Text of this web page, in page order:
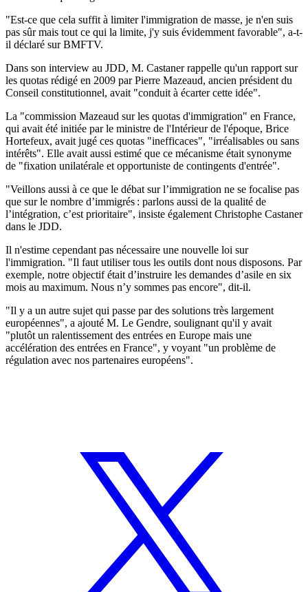
"Est-ce que cela suffit à limiter l'immigration de masse, je n'en suis
pas sûr mais tout ce qui la limite, j'y suis évidemment favorable", a-t-
il déclaré sur BMFTV.
Dans son interview au JDD, M. Castaner rappelle qu'un rapport sur
les quotas rédigé en 2009 par Pierre Mazeaud, ancien président du
Conseil constitutionnel, avait "conduit à écarter cette idée".
La "commission Mazeaud sur les quotas d'immigration" en France,
qui avait été initiée par le ministre de l'Intérieur de l'époque, Brice
Hortefeux, avait jugé ces quotas "inefficaces", "irréalisables ou sans
intérêts". Elle avait aussi estimé que ce mécanisme était synonyme
de "fixation unilatérale et opportuniste de contingents d'entrée".
"Veillons aussi à ce que le débat sur l’immigration ne se focalise pas
que sur le nombre d’immigrés : parlons aussi de la qualité de
l’intégration, c’est prioritaire", insiste également Christophe Castaner
dans le JDD.
Il n'estime cependant pas nécessaire une nouvelle loi sur
l'immigration. "Il faut utiliser tous les outils dont nous disposons. Par
exemple, notre objectif était d’instruire les demandes d’asile en six
mois au maximum. Nous n’y sommes pas encore", dit-il.
"Il y a un autre sujet qui passe par des solutions très largement
européennes", a ajouté M. Le Gendre, soulignant qu'il y avait
"plutôt un ralentissement des entrées en Europe mais une
accélération des entrées en France", y voyant "un problème de
régulation avec nos partenaires européens".